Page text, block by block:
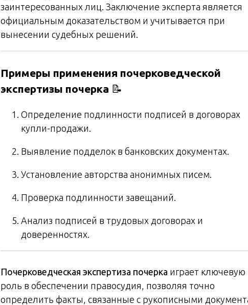
заинтересованных лиц. Заключение эксперта является
официальным доказательством и учитывается при
вынесении судебных решений.
Примеры применения почерковедческой
экспертизы почерка 📝
Определение подлинности подписей в договорах
купли-продажи.
Выявление подделок в банковских документах.
Установление авторства анонимных писем.
Проверка подлинности завещаний.
Анализ подписей в трудовых договорах и
доверенностях.
Почерковедческая экспертиза почерка играет ключевую
роль в обеспечении правосудия, позволяя точно
определить факты, связанные с рукописными